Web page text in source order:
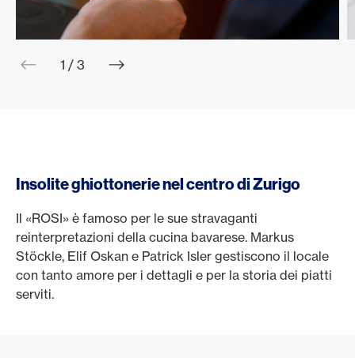
web.slider.arrowPrev
1 / 3 web.slider.arrowNext
Insolite ghiottonerie nel centro di Zurigo
Il «ROSI» è famoso per le sue stravaganti
reinterpretazioni della cucina bavarese. Markus
Stöckle, Elif Oskan e Patrick Isler gestiscono il locale
con tanto amore per i dettagli e per la storia dei piatti
serviti.